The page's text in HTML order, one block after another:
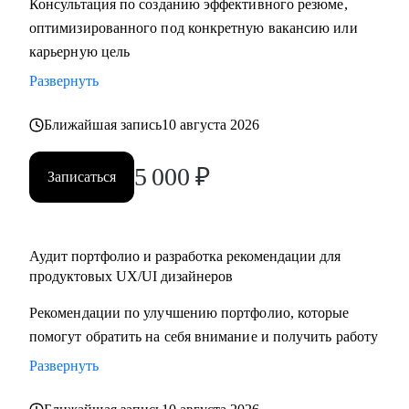
Консультация по созданию эффективного резюме,
оптимизированного под конкретную вакансию или
карьерную цель
Развернуть
Ближайшая запись10 августа 2026
Записаться 5 000 ₽
Аудит портфолио и разработка рекомендации для
продуктовых UX/UI дизайнеров
Рекомендации по улучшению портфолио, которые
помогут обратить на себя внимание и получить работу
Развернуть